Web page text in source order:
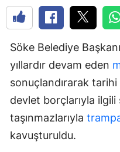
Söke Belediye
yıllardır devam eden
sonuçlandırarak tarihi
devlet borçlarıyla
taşınmazlarıyla
kavuşturuldu.